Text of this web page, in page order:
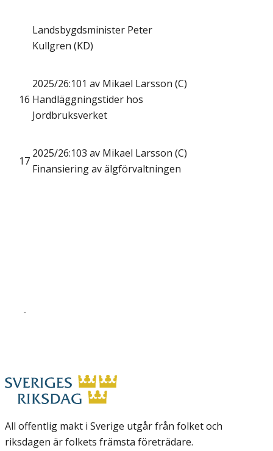
Landsbygdsminister Peter
Kullgren (KD)
16
2025/26:101 av Mikael Larsson (C)
Handläggningstider hos
Jordbruksverket
17
2025/26:103 av Mikael Larsson (C)
Finansiering av älgförvaltningen
All offentlig makt i Sverige utgår från folket och
riksdagen är folkets främsta företrädare.